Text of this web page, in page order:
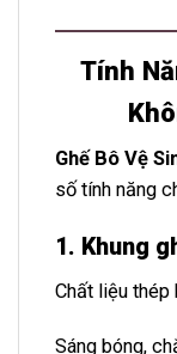
Tính
Ghế Bô Vệ
số tính năng
1. Khung
Chất liệu thép
Sáng bóng,